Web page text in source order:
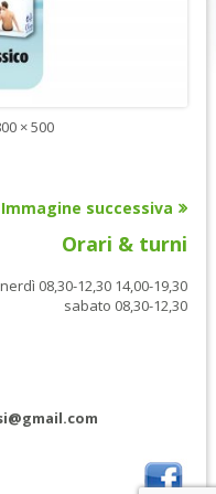
× 500
Immagine successiva
Orari & turni
08,30-12,30 14,00-19,30
sabato 08,30-12,30